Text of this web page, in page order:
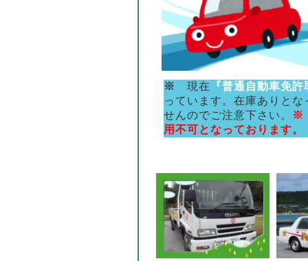
※ 現在 『普通自動車免
っています。在庫ありと
せんのでご注意下さい。
※
用不可となっております。